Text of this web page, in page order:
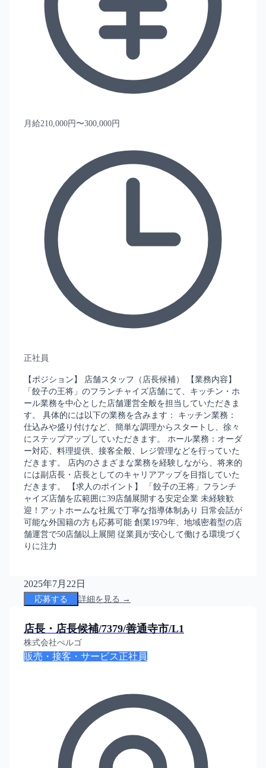
月給210,000円〜300,000円
正社員
【ポジション】 店舗スタッフ（店長候補） 【業務内容】
「餃子の王将」のフランチャイズ店舗にて、キッチン・ホ
ール業務を中心とした店舗運営全般を担当していただきま
す。 具体的には以下の業務を含みます： キッチン業務：
仕込みや盛り付けなど、簡単な調理からスタートし、徐々
にステップアップしていただきます。 ホール業務：オーダ
ー対応、料理提供、接客全般、レジ管理などを行っていた
だきます。 店内のさまざまな業務を経験しながら、将来的
には副店長・店長としてのキャリアアップを目指していた
だきます。 【求人のポイント】 「餃子の王将」フランチ
ャイズ店舗を広範囲に39店舗展開する安定企業 未経験歓
迎！アットホームな社風で丁寧な指導体制あり 日常会話が
可能な外国籍の方も応募可能 創業1979年、地域密着型の店
舗運営で50店舗以上展開 従業員が安心して働ける環境づく
りに注力
2025年7月22日
応募する 詳細を見る →
店長・店長候補/7379/善通寺市/L1
株式会社ぺルゴ
販売・接客・サービス 正社員